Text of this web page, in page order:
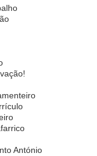
António